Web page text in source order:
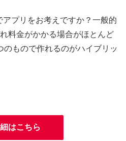
アプリをお考えですか？一般的
料金がかかる場合がほとんど
のもので作れるのがハイブリッ
はこちら